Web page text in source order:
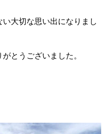
大切な思い出になりまし
とうございました。